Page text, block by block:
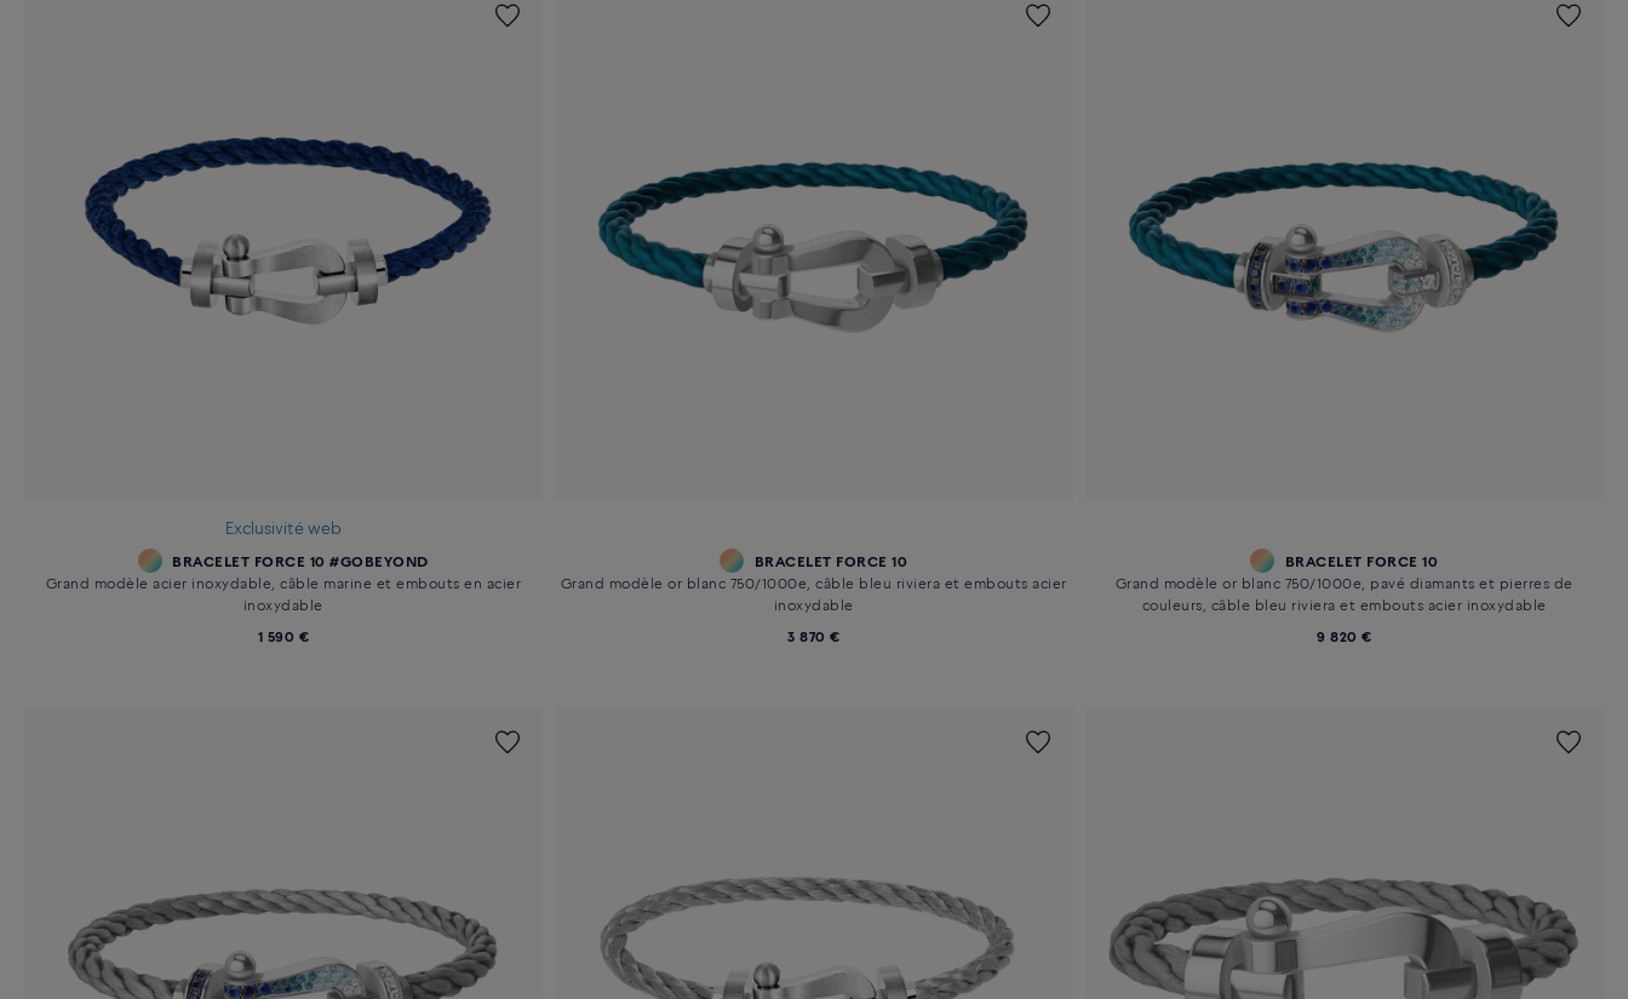
Exclusivité web
BRACELET FORCE 10 #GOBEYOND
Grand modèle acier inoxydable, câble marine et embouts en acier
inoxydable
1 590 €
BRACELET FORCE 10
Grand modèle or blanc 750/1000e, câble bleu riviera et embouts acier
inoxydable
3 870 €
BRACELET FORCE 10
Grand modèle or blanc 750/1000e, pavé diamants et pierres de
couleurs, câble bleu riviera et embouts acier inoxydable
9 820 €